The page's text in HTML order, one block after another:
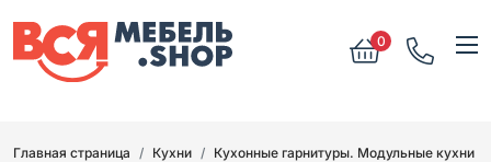
0
Главная страница Кухни
Кухонные гарнитуры. Модульные кухни